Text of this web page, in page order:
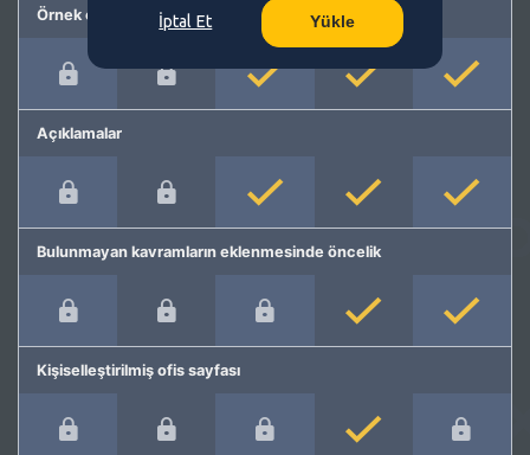
Örnek cümleler
Açıklamalar
Bulunmayan kavramların eklenmesinde öncelik
Kişiselleştirilmiş ofis sayfası
İptal Et Yükle